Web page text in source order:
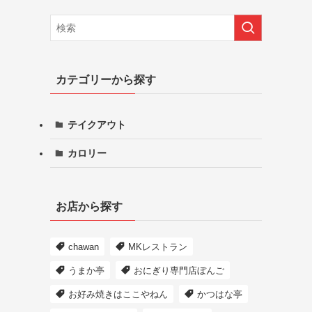
カテゴリーから探す
テイクアウト
カロリー
お店から探す
chawan MKレストラン
うまか亭 おにぎり専門店ぼんご
お好み焼きはここやねん かつはな亭